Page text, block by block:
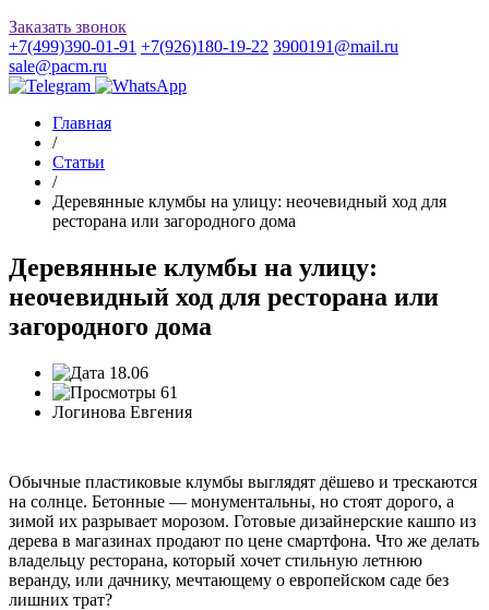
Заказать звонок
+7(499)390-01-91 +7(926)180-19-22 3900191@mail.ru
sale@pacm.ru
Главная
/
Статьи
/
Деревянные клумбы на улицу: неочевидный ход для
ресторана или загородного дома
Деревянные клумбы на улицу:
неочевидный ход для ресторана или
загородного дома
18.06
61
Логинова Евгения
Обычные пластиковые клумбы выглядят дёшево и трескаются
на солнце. Бетонные — монументальны, но стоят дорого, а
зимой их разрывает морозом. Готовые дизайнерские кашпо из
дерева в магазинах продают по цене смартфона. Что же делать
владельцу ресторана, который хочет стильную летнюю
веранду, или дачнику, мечтающему о европейском саде без
лишних трат?